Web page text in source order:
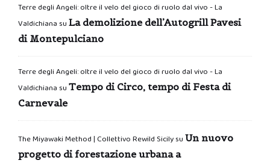
Terre degli Angeli: oltre il velo del gioco di ruolo dal vivo - La
Valdichiana su La demolizione dell’Autogrill Pavesi
di Montepulciano
Terre degli Angeli: oltre il velo del gioco di ruolo dal vivo - La
Valdichiana su Tempo di Circo, tempo di Festa di
Carnevale
The Miyawaki Method | Collettivo Rewild Sicilysu Un nuovo
progetto di forestazione urbana a